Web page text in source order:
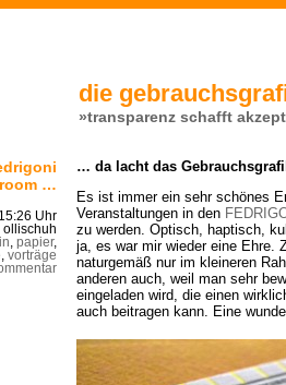
die
»transparenz schafft
…
Uhr
ollischuh
papier,
vorträge
… da lacht das
Es ist immer ein sehr schönes
Veranstaltungen in den
zu werden. Optisch, haptisch,
ja, es war mir wieder eine Ehre.
naturgemäß nur im kleineren
anderen auch, weil man sehr
eingeladen wird, die einen
auch beitragen kann. Eine